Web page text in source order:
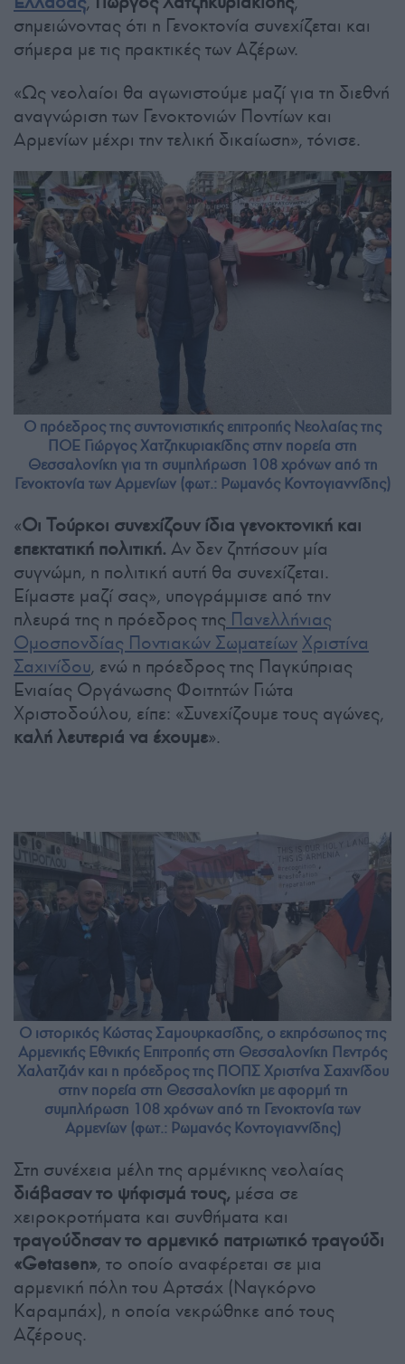
σημειώνοντας ότι η Γενοκτονία συνεχίζεται και
σήμερα με τις πρακτικές των Αζέρων.
«Ως νεολαίοι θα αγωνιστούμε μαζί για τη διεθνή
αναγνώριση των Γενοκτονιών Ποντίων και
Αρμενίων μέχρι την τελική δικαίωση», τόνισε.
Ο πρόεδρος της συντονιστικής επιτροπής Νεολαίας της
ΠΟΕ Γιώργος Χατζηκυριακίδης στην πορεία στη
Θεσσαλονίκη για τη συμπλήρωση 108 χρόνων από τη
Γενοκτονία των Αρμενίων (φωτ.: Ρωμανός Κοντογιαννίδης)
«Οι Τούρκοι συνεχίζουν ίδια γενοκτονική και
επεκτατική πολιτική. Αν δεν ζητήσουν μία
συγνώμη, η πολιτική αυτή θα συνεχίζεται.
Είμαστε μαζί σας», υπογράμμισε από την
πλευρά της η πρόεδρος της Πανελλήνιας
Ομοσπονδίας Ποντιακών Σωματείων Χριστίνα
Σαχινίδου, ενώ η πρόεδρος της Παγκύπριας
Ενιαίας Οργάνωσης Φοιτητών Γιώτα
Χριστοδούλου, είπε: «Συνεχίζουμε τους αγώνες,
καλή λευτεριά να έχουμε».
Ο ιστορικός Κώστας Σαμουρκασίδης, ο εκπρόσωπος της
Αρμενικής Εθνικής Επιτροπής στη Θεσσαλονίκη Πεντρός
Χαλατζιάν και η πρόεδρος της ΠΟΠΣ Χριστίνα Σαχινίδου
στην πορεία στη Θεσσαλονίκη με αφορμή τη
συμπλήρωση 108 χρόνων από τη Γενοκτονία των
Αρμενίων (φωτ.: Ρωμανός Κοντογιαννίδης)
Στη συνέχεια μέλη της αρμένικης νεολαίας
διάβασαν το ψήφισμά τους, μέσα σε
χειροκροτήματα και συνθήματα και
τραγούδησαν το αρμενικό πατριωτικό τραγούδι
«Getasen», το οποίο αναφέρεται σε μια
αρμενική πόλη του Αρτσάχ (Ναγκόρνο
Καραμπάχ), η οποία νεκρώθηκε από τους
Αζέρους.